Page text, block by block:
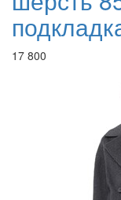
17 800